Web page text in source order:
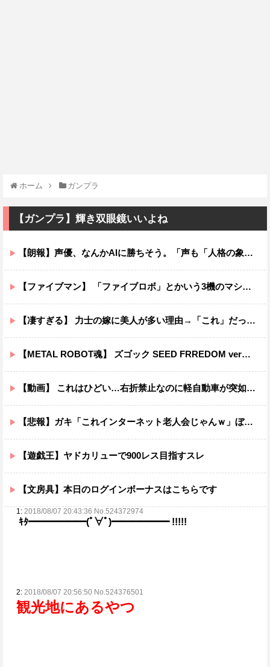
ホーム ガンプラ
【ガンプラ】輝き双眼鏡いいよね
【朗報】声優、なんかAIに勝ちそう。「声も「人格の象徴」明記、法務省」
【ファイブマン】 「ファイブロボ」とかいう3機のマシンが合体して完成するロボ
【凄すぎる】 力士の嫁に美人が多い理由→「これ」だったｗｗｗｗｗｗｗ
【METAL ROBOT魂】 ズゴック SEED FRREDOM ver明日予約開始！！キャバリアーとあわせて４万か…
【動画】 これはひどい…右折禁止なのに軽自動車が突如右折し路面電車と衝突→乗ってた三人組が車を捨て逃走ｗｗｗｗｗｗ
【悲報】ガキ「これインターネット老人会じゃんｗ」ぼく「どれどれ…」ガキ「ニコニコ！らきすた！ボカロ！」ぼく「はぁ…」
【遊戯王】ヤドカリューで900レス目指すスレ
【文房具】本日のログインボーナスはこちらです
1: 2018/08/07 20:43:36 No.524372974
ｷﾀ━━━━━━(ﾟ∀ﾟ)━━━━━━ !!!!!
2: 2018/08/07 20:56:50 No.524376501
観光地にあるやつ